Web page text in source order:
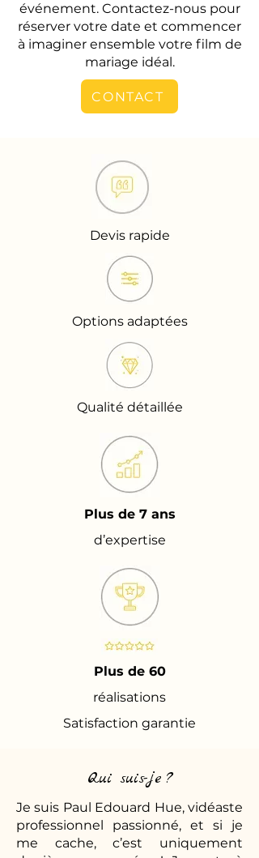
événement. Contactez-nous pour
réserver votre date et commencer
à imaginer ensemble votre film de
mariage idéal.
CONTACT
Devis rapide
Options adaptées
Qualité détaillée
Plus de 7 ans
d’expertise
Plus de 60
réalisations
Satisfaction garantie
Qui suis-je ?
Je suis Paul Edouard Hue, vidéaste
professionnel passionné, et si je
me cache, c’est uniquement